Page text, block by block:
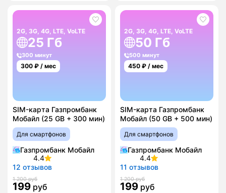
2G, 3G, 4G, LTE, VoLTE
25 Гб
300 минут
300 ₽ / мес
SIM-карта Газпромбанк
Мобайл (25 GB + 300 мин)
Для смартфонов
Газпромбанк Мобайл
4.4
12 отзывов
1 200 руб
199 руб
2G, 3G, 4G, LTE, VoLTE
50 Гб
500 минут
450 ₽ / мес
SIM-карта Газпромбанк
Мобайл (50 GB + 500 мин)
Для смартфонов
Газпромбанк Мобайл
4.4
11 отзывов
1 200 руб
199 руб